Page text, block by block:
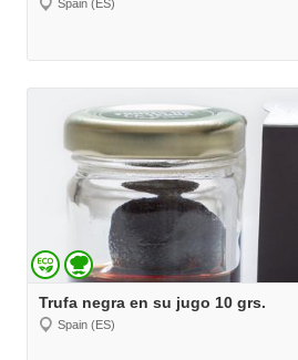
Spain (ES)
Trufa negra en su jugo 10 grs.
Spain (ES)